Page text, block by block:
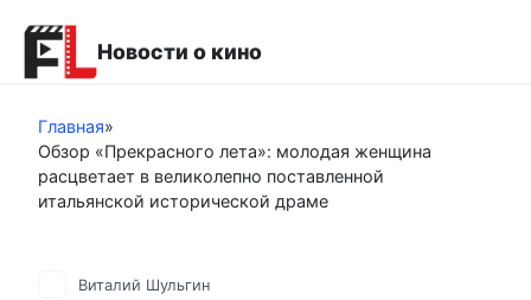
контенту
Новости о кино
Главная»
Обзор «Прекрасного лета»: молодая женщина
расцветает в великолепно поставленной
итальянской исторической драме
Виталий Шульгин